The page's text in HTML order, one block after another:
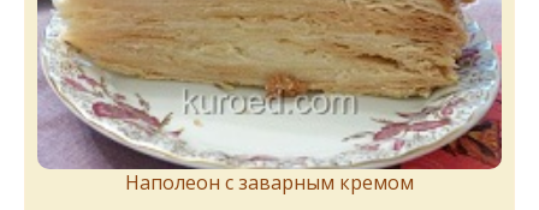
Наполеон с заварным кремом